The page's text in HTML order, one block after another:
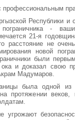
профессиональным
Республики и
-
21-я
расстояние не
новой
были
и доказал свою
Мадумаров.
была одной из
протяжении веков,
угрожают